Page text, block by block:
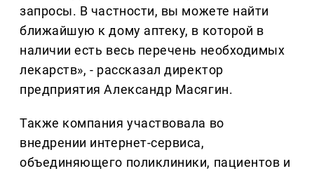
запросы. В частности, вы можете найти
ближайшую к дому аптеку, в которой в
наличии есть весь перечень необходимых
лекарств», - рассказал директор
предприятия Александр Масягин.
Также компания участвовала во
внедрении интернет-сервиса,
объединяющего поликлиники, пациентов и